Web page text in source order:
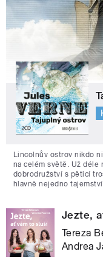
Lincolnův ostrov nikdo
na celém světě. Už déle
dobrodružství s pěticí
hlavně nejedno tajemství.
Jezte,
Tereza
Andrea